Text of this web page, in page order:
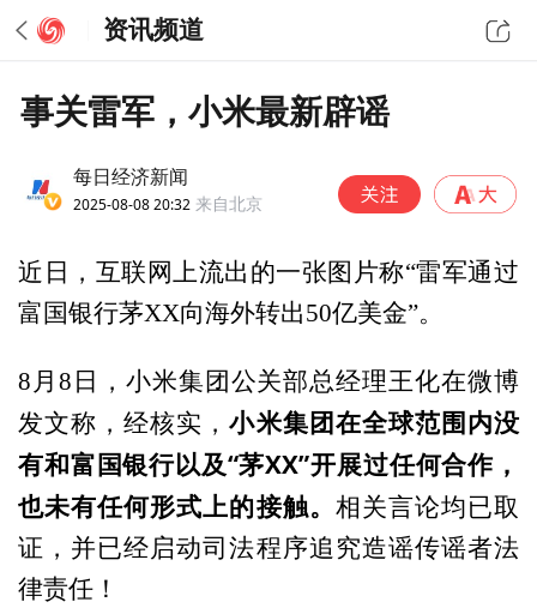
资讯频道
事关雷军，小米最新辟谣
每日经济新闻
2025-08-08 20:32 来自北京
近日，互联网上流出的一张图片称“雷军通过
富国银行茅XX向海外转出50亿美金”。
8月8日，小米集团公关部总经理王化在微博
发文称，经核实，小米集团在全球范围内没
有和富国银行以及“茅XX”开展过任何合作，
也未有任何形式上的接触。
相关言论均已取
证，并已经启动司法程序追究造谣传谣者法
律责任！